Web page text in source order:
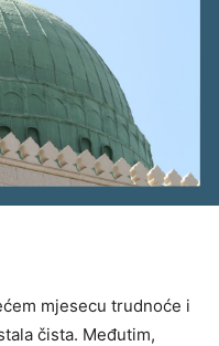
mjesecu trudnoće i
čista. Međutim,